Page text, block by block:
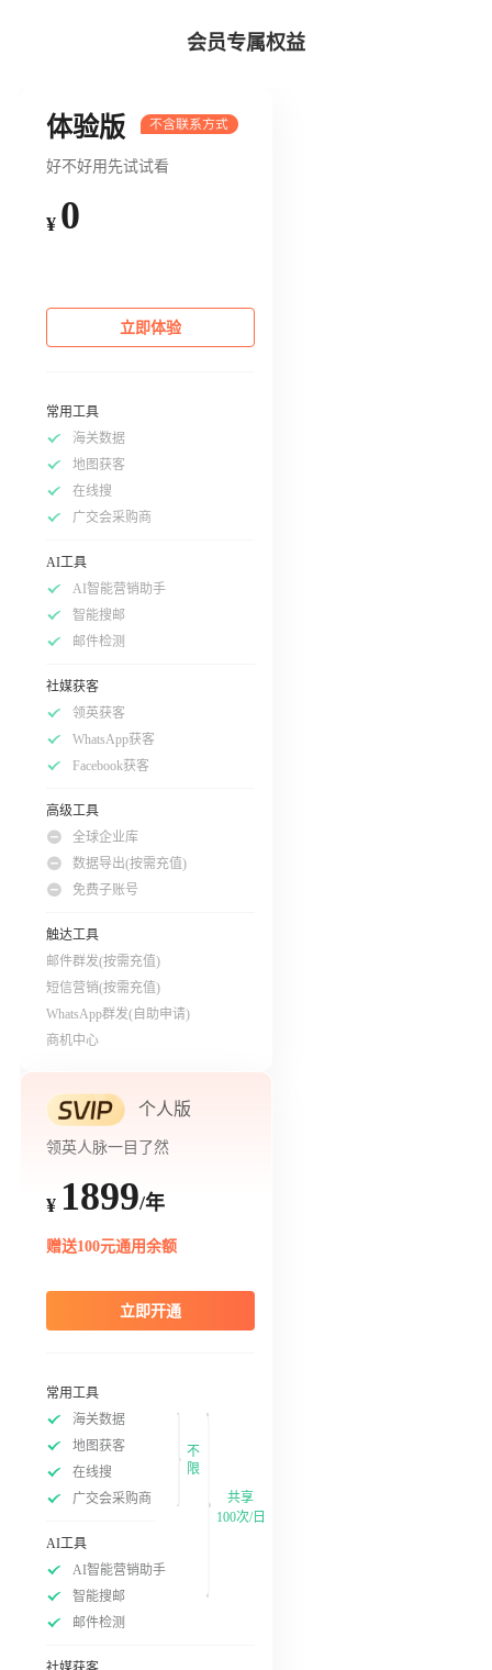
会员专属权益
体验版
好不好用先试试看
¥ 0
立即体验
常用工具
海关数据
地图获客
在线搜
广交会采购商
AI工具
AI智能营销助手
智能搜邮
邮件检测
社媒获客
领英获客
WhatsApp获客
Facebook获客
高级工具
全球企业库
数据导出(按需充值)
免费子账号
触达工具
邮件群发(按需充值)
短信营销(按需充值)
WhatsApp群发(自助申请)
商机中心
个人版
领英人脉一目了然
¥ 1899/年
赠送100元通用余额
立即开通
常用工具
海关数据
地图获客
在线搜
广交会采购商
不
限
AI工具
AI智能营销助手
智能搜邮
邮件检测
共享
100次/日